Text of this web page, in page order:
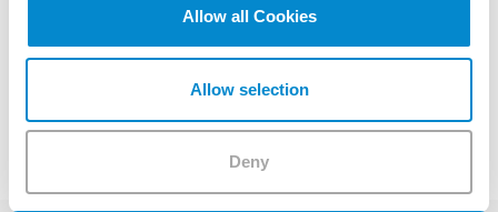
Allow all Cookies
Allow selection
Deny
visibility